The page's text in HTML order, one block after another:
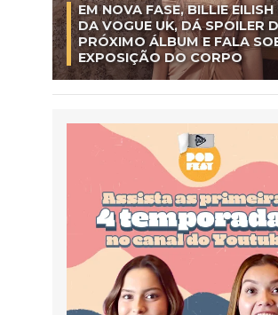
EM NOVA FASE, BILLIE EILISH
DA VOGUE UK, DÁ SPOILER
PRÓXIMO ÁLBUM E FALA
EXPOSIÇÃO DO CORPO